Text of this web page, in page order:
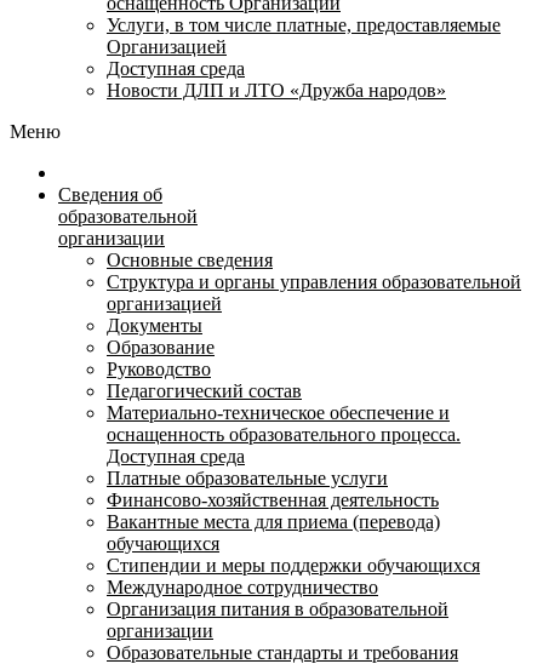
Услуги, в том числе платные, предоставляемые
Организацией
Доступная среда
Новости ДЛП и ЛТО «Дружба народов»
Меню
Сведения об
образовательной
организации
Основные сведения
Структура и органы управления образовательной
организацией
Документы
Образование
Руководство
Педагогический состав
Материально-техническое обеспечение и
оснащенность образовательного процесса.
Доступная среда
Платные образовательные услуги
Финансово-хозяйственная деятельность
Вакантные места для приема (перевода)
обучающихся
Стипендии и меры поддержки обучающихся
Международное сотрудничество
Организация питания в образовательной
организации
Образовательные стандарты и требования